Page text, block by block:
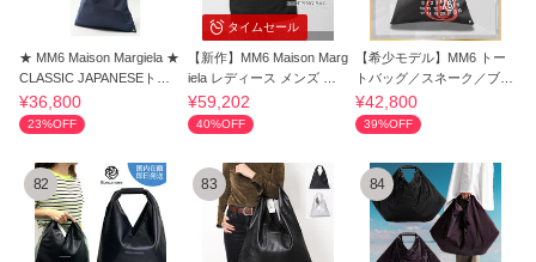
★ MM6 Maison Margiela ★
CLASSIC JAPANESEトー
トバッグ
¥36,800
23%OFF
タイムセール
【新作】MM6 Maison Marg
iela レディース メンズ ト
ートバッグ
¥59,202
40%OFF
【希少モデル】MM6 トー
トバッグ／スネーク／ブラ
ック
¥42,800
39%OFF
82 83 84